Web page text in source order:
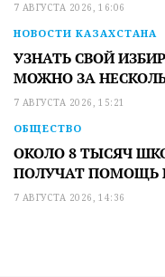
7 АВГУСТА 2026, 16:06
НОВОСТИ КАЗАХСТАНА
УЗНАТЬ СВОЙ
МОЖНО ЗА
7 АВГУСТА 2026, 15:21
ОБЩЕСТВО
ОКОЛО 8 ТЫСЯЧ
ПОЛУЧАТ ПОМОЩЬ
7 АВГУСТА 2026, 14:36